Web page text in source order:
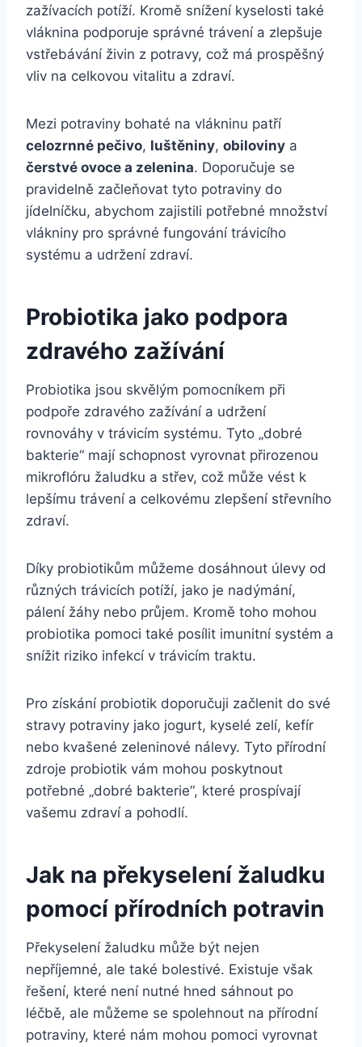
zažívacích potíží. Kromě snížení kyselosti také
vláknina podporuje správné trávení a zlepšuje
vstřebávání živin z potravy, což má prospěšný
vliv na celkovou vitalitu a zdraví.
Mezi potraviny bohaté na vlákninu patří
celozrnné pečivo, luštěniny, obiloviny a
čerstvé ovoce a zelenina. Doporučuje se
pravidelně začleňovat tyto potraviny do
jídelníčku, abychom zajistili potřebné množství
vlákniny pro správné fungování trávicího
systému a udržení zdraví.
Probiotika jako podpora
zdravého zažívání
Probiotika jsou skvělým pomocníkem při
podpoře zdravého zažívání a udržení
rovnováhy v trávicím systému. Tyto „dobré
bakterie“ mají schopnost vyrovnat přirozenou
mikroflóru žaludku a střev, což může vést k
lepšímu trávení a celkovému zlepšení střevního
zdraví.
Díky probiotikům můžeme dosáhnout úlevy od
různých trávicích potíží, jako je nadýmání,
pálení žáhy nebo průjem. Kromě toho mohou
probiotika pomoci také posílit imunitní systém a
snížit riziko infekcí v trávicím traktu.
Pro získání probiotik doporučuji začlenit do své
stravy potraviny jako jogurt, kyselé zelí, kefír
nebo kvašené zeleninové nálevy. Tyto přírodní
zdroje probiotik vám mohou poskytnout
potřebné „dobré bakterie“, které prospívají
vašemu zdraví a pohodlí.
Jak na překyselení žaludku
pomocí přírodních potravin
Překyselení žaludku může být nejen
nepříjemné, ale také bolestivé. Existuje však
řešení, které není nutné hned sáhnout po
léčbě, ale můžeme se spolehnout na přírodní
potraviny, které nám mohou pomoci vyrovnat